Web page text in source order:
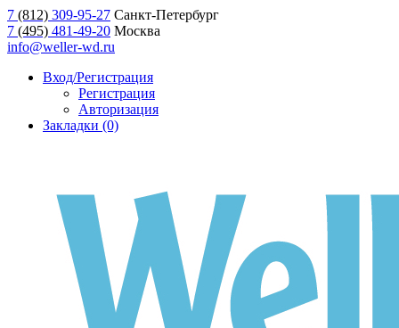
7 (812) 309-95-27 Санкт-Петербург
7 (495) 481-49-20 Москва
info@weller-wd.ru
Вход/Регистрация
Регистрация
Авторизация
Закладки (0)